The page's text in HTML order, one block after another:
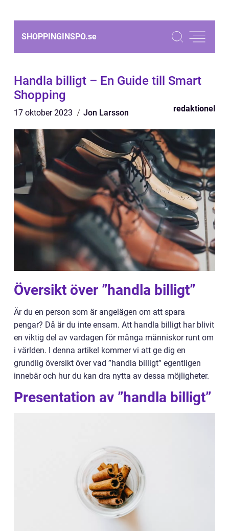
SHOPPINGINSPO.se
Handla billigt – En Guide till Smart
Shopping
17 oktober 2023 Jon Larsson redaktionel
Översikt över ”handla billigt”
Är du en person som är angelägen om att spara
pengar? Då är du inte ensam. Att handla billigt har blivit
en viktig del av vardagen för många människor runt om
i världen. I denna artikel kommer vi att ge dig en
grundlig översikt över vad ”handla billigt” egentligen
innebär och hur du kan dra nytta av dessa möjligheter.
Presentation av ”handla billigt”